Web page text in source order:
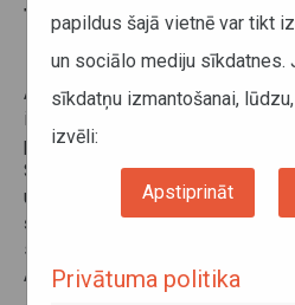
Tiešsaistes datu
pieslēguma
API (Tīmekļa pakalpnes)
izgūšanai no Taksometru
pārvadātāju reģistra.
SOAP protokols. Ziņojumu
un TLS/SSL protokoliem,
šifrēšanu. Tīmekļa pakalpņu
specifikācija. Lai lietotu
Autotransporta direkciju.
papildus šajā vietnē var tikt
un sociālo mediju sīkdatnes.
sīkdatņu izmantošanai,
izvēli:
Apstiprināt
Privātuma politika